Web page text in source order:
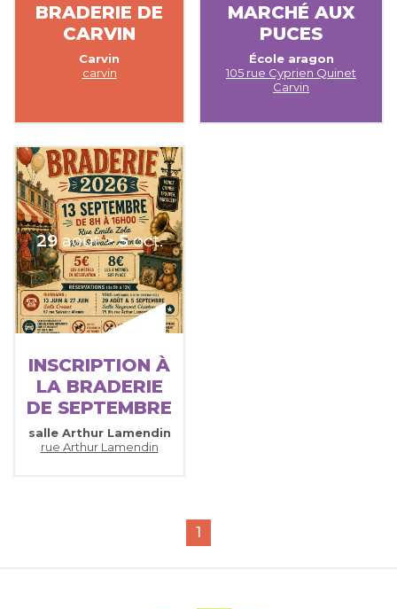
BRADERIE DE
CARVIN
Carvin
carvin
MARCHÉ AUX
PUCES
École aragon
105 rue Cyprien Quinet
Carvin
29 août >5 oct.
INSCRIPTION À
LA BRADERIE
DE SEPTEMBRE
salle Arthur Lamendin
rue Arthur Lamendin
1